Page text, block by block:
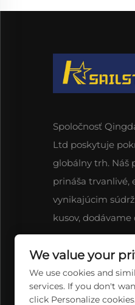
Spoločnosť
Ltd poskytuje
globálny trh. Náš
prináša trvanlivé,
vynikajúcim
kusov, dodávame
We value your
We use cookies and
services. If you don't
click Personalize cookies.